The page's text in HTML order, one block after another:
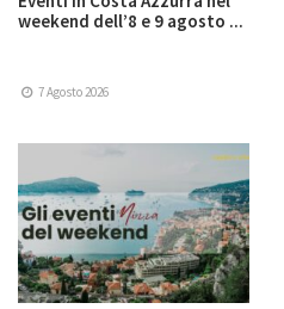
weekend dell’8 e 9 agosto ...
7 Agosto 2026